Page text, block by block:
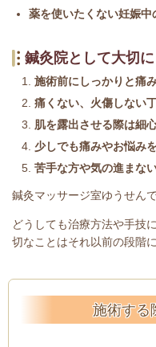
薬を使いたくない妊娠
鍼灸院として大切
施術前にしっかりと痛
痛くない、火傷しない
肌を露出させる際は細
少しでも痛みやお悩み
苦手な方や気の進まな
鍼灸マッサージ室ゆうせん
どうしても治療方法や手技
切なことはそれ以前の段階
施術する